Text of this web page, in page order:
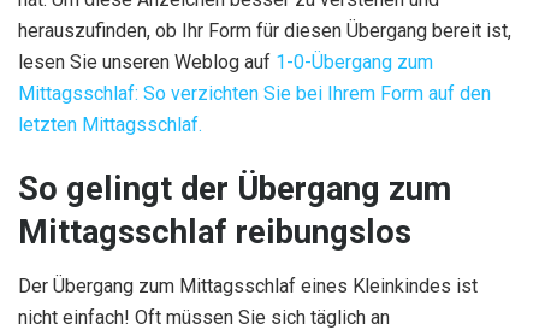
herauszufinden, ob Ihr Form für diesen Übergang bereit ist,
lesen Sie unseren Weblog auf 1-0-Übergang zum
Mittagsschlaf: So verzichten Sie bei Ihrem Form auf den
letzten Mittagsschlaf.
So gelingt der Übergang zum
Mittagsschlaf reibungslos
Der Übergang zum Mittagsschlaf eines Kleinkindes ist
nicht einfach! Oft müssen Sie sich täglich an